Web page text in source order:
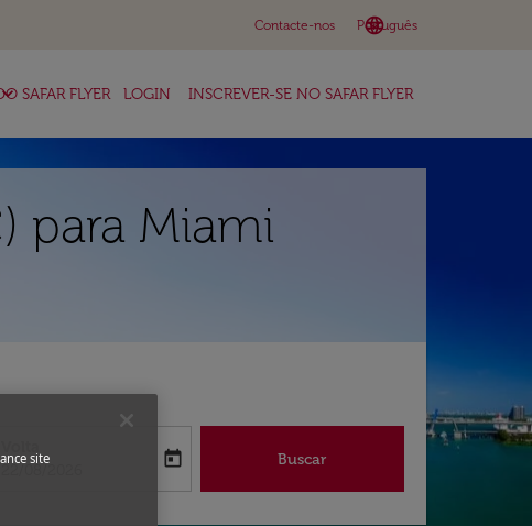
Contacte-nos language
Português
keyboard_arrow_down
SAFAR FLYER LOGIN INSCREVER-SE NO SAFAR FLYER
para Miami
label
fc-booking-return-date-aria-label
today Buscar
site